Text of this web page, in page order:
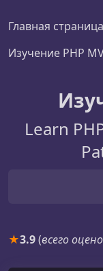
Главная страница
Изучение PHP
Learn
★3.9(всего